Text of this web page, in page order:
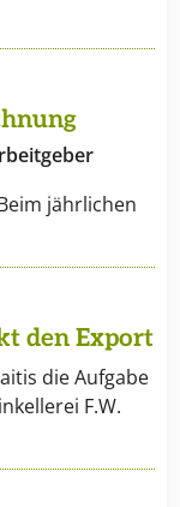
jährlichen
den Export
die Aufgabe
F.W.